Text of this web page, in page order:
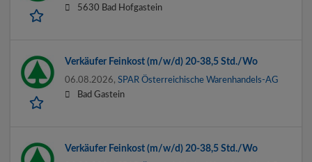
5630 Bad Hofgastein
Verkäufer Feinkost (m/w/d) 20-38,5 Std./Wo
06.08.2026, SPAR Österreichische Warenhandels-AG
Bad Gastein
Verkäufer Feinkost (m/w/d) 20-38,5 Std./Wo